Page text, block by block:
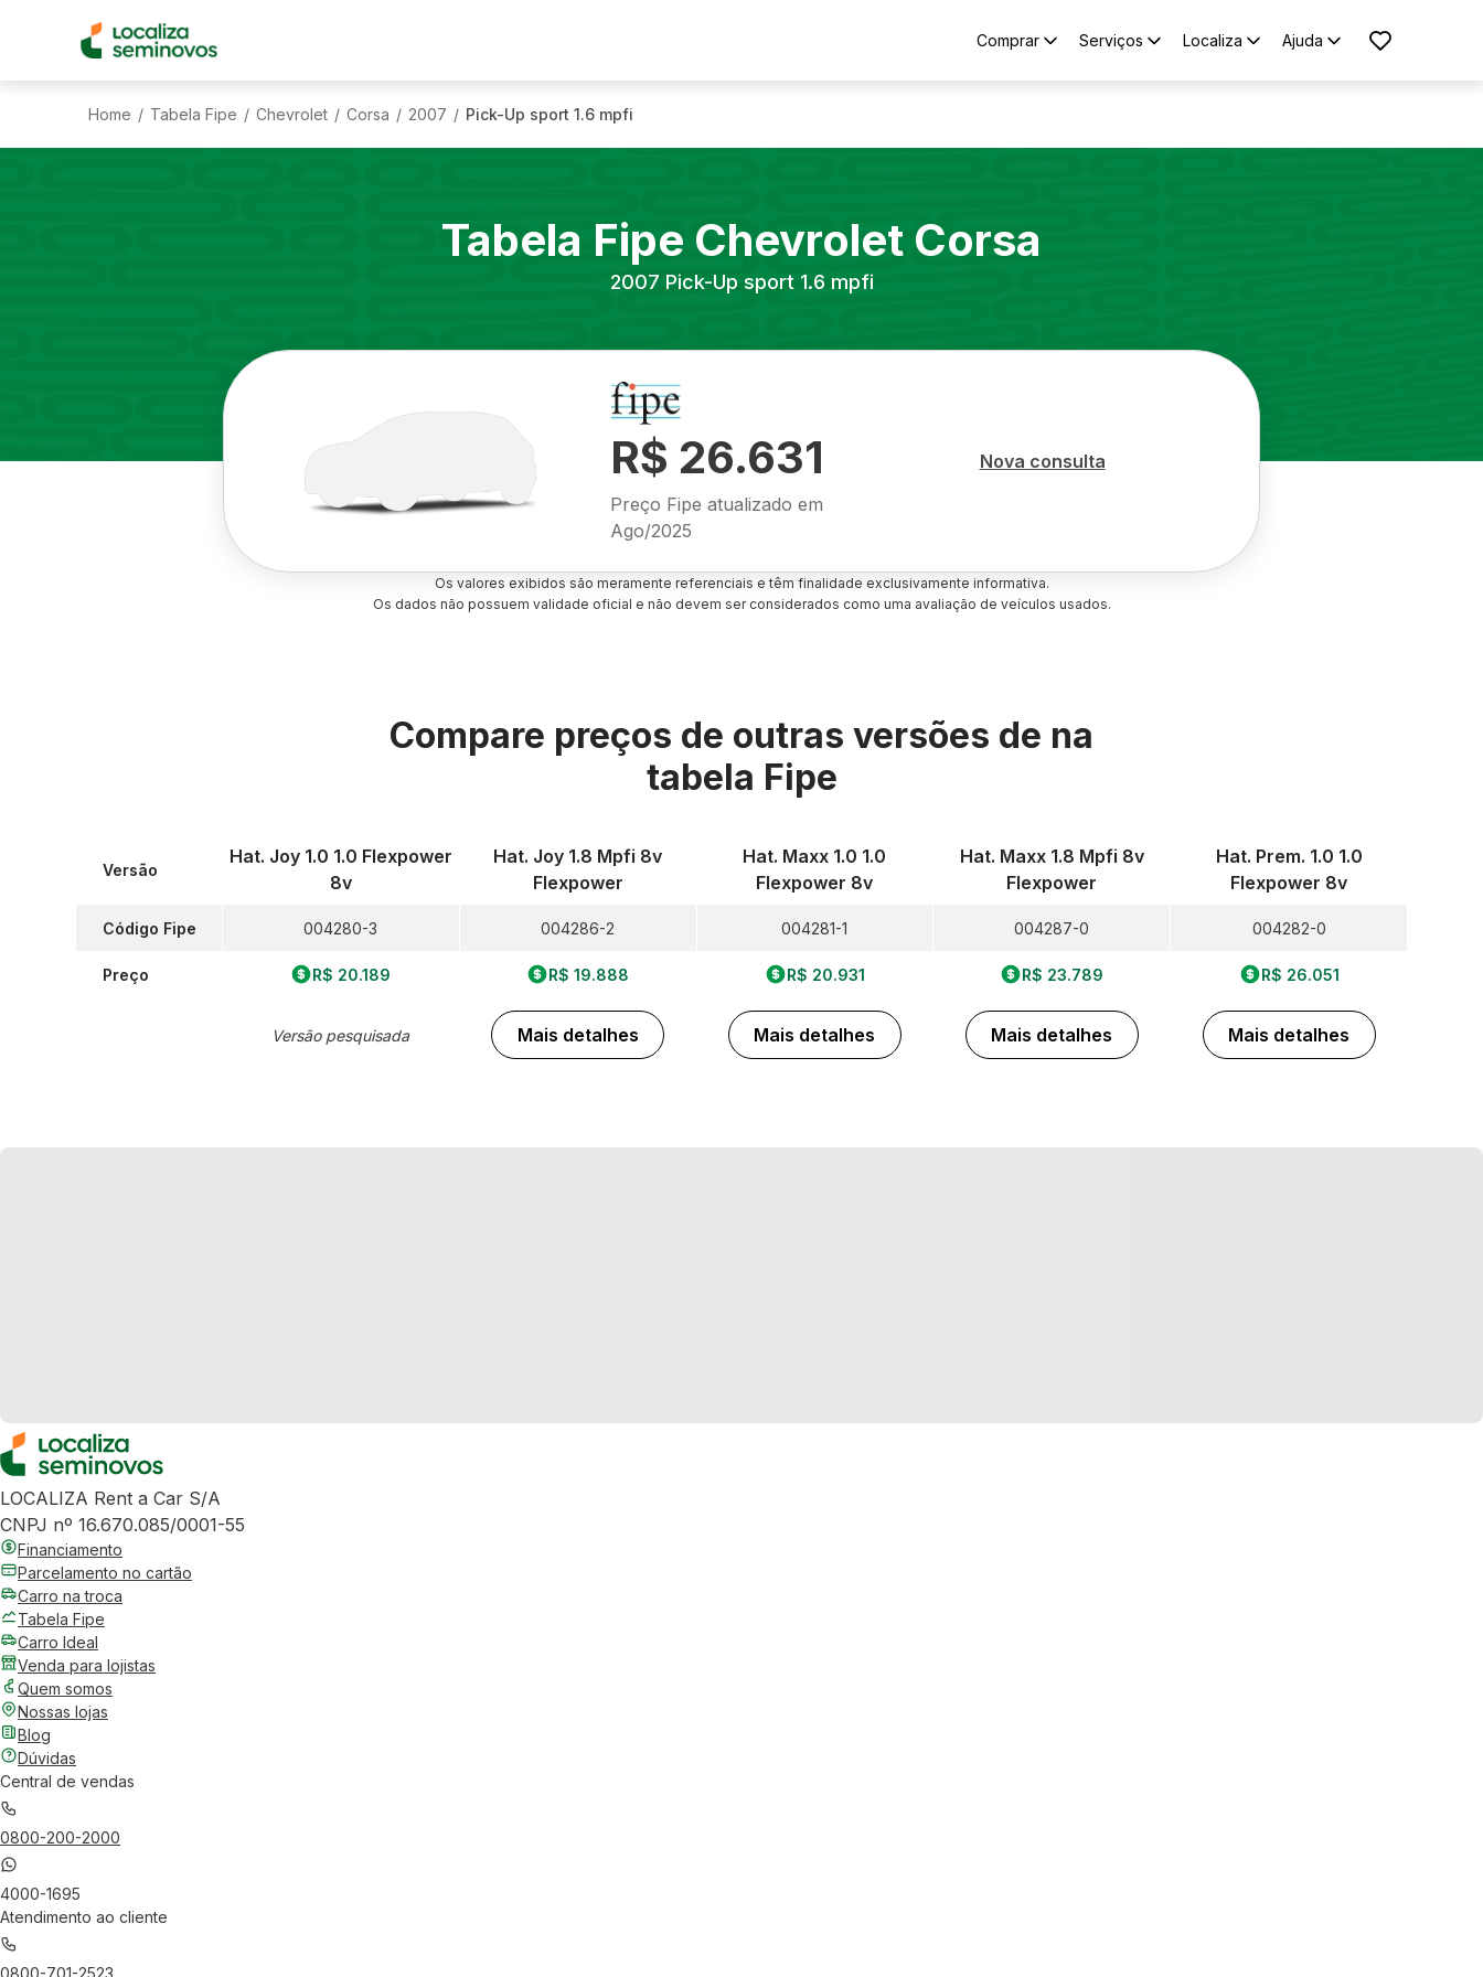
Comprar Serviços Localiza Ajuda
Home / Tabela Fipe / Chevrolet / Corsa / 2007 / Pick-Up sport 1.6 mpfi
Tabela Fipe Chevrolet Corsa
2007 Pick-Up sport 1.6 mpfi
R$ 26.631
Preço Fipe atualizado em
Ago/2025
Nova consulta
Os valores exibidos são meramente referenciais e têm finalidade exclusivamente informativa.
Os dados não possuem validade oficial e não devem ser considerados como uma avaliação de veículos usados.
Compare preços de outras versões de na
tabela Fipe
Versão
Código Fipe
Preço
Hat. Joy 1.0 1.0 Flexpower
8v
004280-3
R$ 20.189
Versão pesquisada
Hat. Joy 1.8 Mpfi 8v
Flexpower
004286-2
R$ 19.888
Mais detalhes
Hat. Maxx 1.0 1.0
Flexpower 8v
004281-1
R$ 20.931
Mais detalhes
Hat. Maxx 1.8 Mpfi 8v
Flexpower
004287-0
R$ 23.789
Mais detalhes
Hat. Prem. 1.0 1.0
Flexpower 8v
004282-0
R$ 26.051
Mais detalhes
LOCALIZA Rent a Car S/A
CNPJ nº 16.670.085/0001-55
Financiamento
Parcelamento no cartão
Carro na troca
Tabela Fipe
Carro Ideal
Venda para lojistas
Quem somos
Nossas lojas
Blog
Dúvidas
Central de vendas
0800-200-2000
4000-1695
Atendimento ao cliente
0800-701-2523